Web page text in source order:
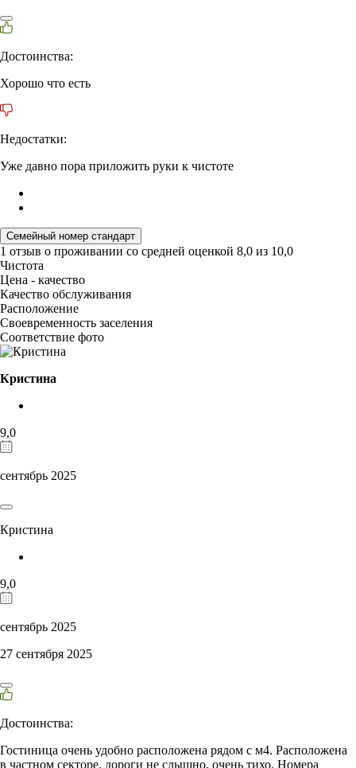
Достоинства:
Хорошо что есть
Недостатки:
Уже давно пора приложить руки к чистоте
Семейный номер стандарт
1 отзыв о проживании со средней оценкой 8,0 из 10,0
Чистота
Цена - качество
Качество обслуживания
Расположение
Своевременность заселения
Соответствие фото
Кристина
9,0
сентябрь 2025
Кристина
9,0
сентябрь 2025
27 сентября 2025
Достоинства:
Гостиница очень удобно расположена рядом с м4. Расположена
в частном секторе, дороги не слышно, очень тихо. Номера